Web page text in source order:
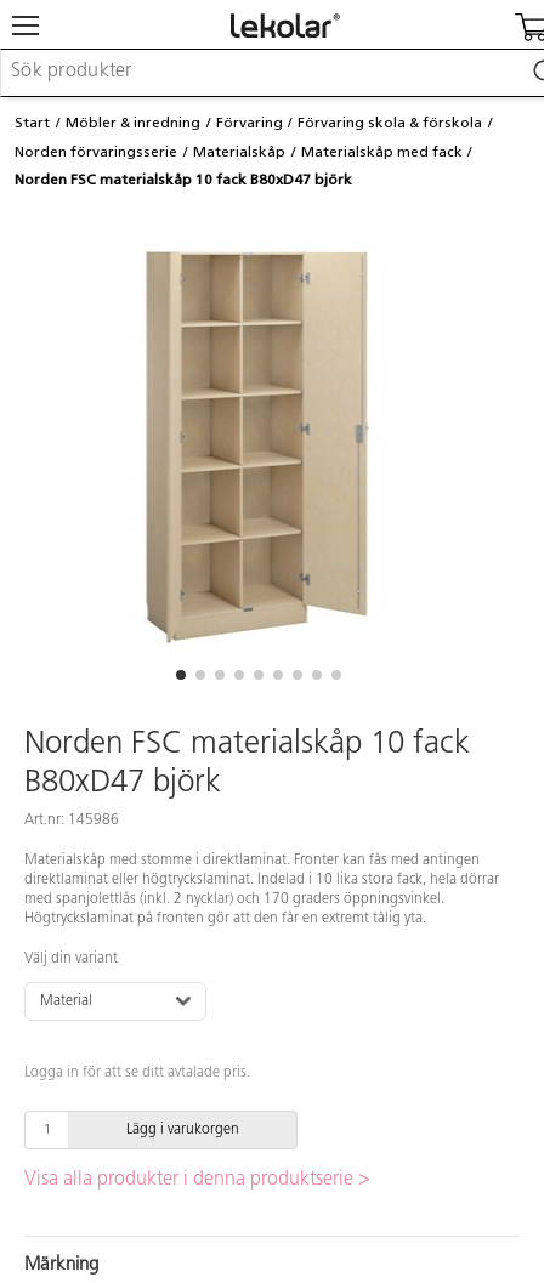
Möbler & inredning
Lekplatsutrustning & utemiljö
Skapa
Leka
Skolförbrukning & kontorsmaterial
Start Möbler & inredning Förvaring
Förvaring skola & förskola
Norden förvaringsserie
Materialskåp
Materialskåp med fack
Norden FSC materialskåp 10 fack B80xD47 björk
Norden FSC materialskåp 10 fack
B80xD47 björk
Art.nr: 145986
Materialskåp med stomme i direktlaminat. Fronter kan fås med antingen
direktlaminat eller högtryckslaminat. Indelad i 10 lika stora fack, hela dörrar
med spanjolettlås (inkl. 2 nycklar) och 170 graders öppningsvinkel.
Högtryckslaminat på fronten gör att den får en extremt tålig yta.
Välj din variant
Material
Logga in för att se ditt avtalade pris.
Lägg i varukorgen
Visa alla produkter i denna produktserie >
Märkning